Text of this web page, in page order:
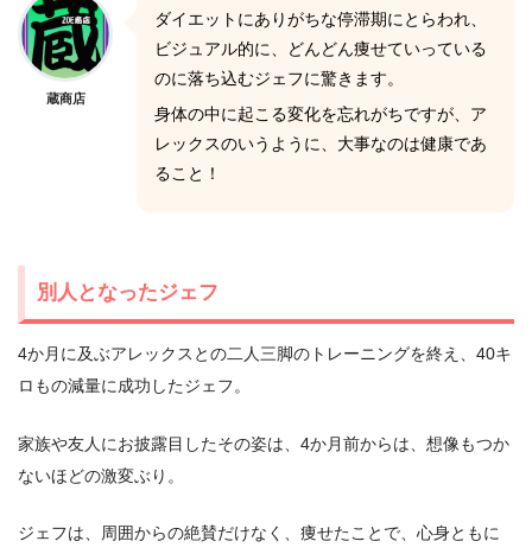
蔵商店
ダイエットにありがちな停滞期にとらわれ、
ビジュアル的に、どんどん痩せていっている
のに落ち込むジェフに驚きます。
身体の中に起こる変化を忘れがちですが、ア
レックスのいうように、大事なのは健康であ
ること！
別人となったジェフ
4か月に及ぶアレックスとの二人三脚のトレーニングを終え、40キ
ロもの減量に成功したジェフ。
家族や友人にお披露目したその姿は、4か月前からは、想像もつか
ないほどの激変ぶり。
ジェフは、周囲からの絶賛だけなく、痩せたことで、心身ともに